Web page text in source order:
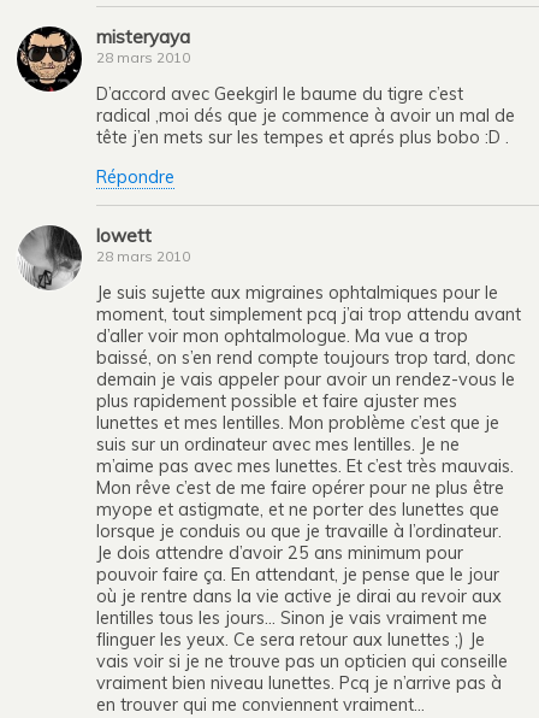
misteryaya
28 mars 2010
D’accord avec Geekgirl le baume du tigre c’est
radical ,moi dés que je commence à avoir un mal de
tête j’en mets sur les tempes et aprés plus bobo :D .
Répondre
lowett
28 mars 2010
Je suis sujette aux migraines ophtalmiques pour le
moment, tout simplement pcq j’ai trop attendu avant
d’aller voir mon ophtalmologue. Ma vue a trop
baissé, on s’en rend compte toujours trop tard, donc
demain je vais appeler pour avoir un rendez-vous le
plus rapidement possible et faire ajuster mes
lunettes et mes lentilles. Mon problème c’est que je
suis sur un ordinateur avec mes lentilles. Je ne
m’aime pas avec mes lunettes. Et c’est très mauvais.
Mon rêve c’est de me faire opérer pour ne plus être
myope et astigmate, et ne porter des lunettes que
lorsque je conduis ou que je travaille à l’ordinateur.
Je dois attendre d’avoir 25 ans minimum pour
pouvoir faire ça. En attendant, je pense que le jour
où je rentre dans la vie active je dirai au revoir aux
lentilles tous les jours… Sinon je vais vraiment me
flinguer les yeux. Ce sera retour aux lunettes ;) Je
vais voir si je ne trouve pas un opticien qui conseille
vraiment bien niveau lunettes. Pcq je n’arrive pas à
en trouver qui me conviennent vraiment…